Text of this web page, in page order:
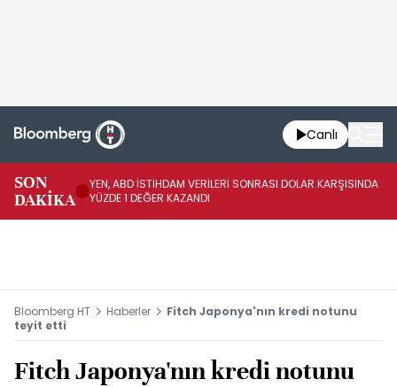
Canlı
SON
DAKİKA
YEN, ABD İSTİHDAM VERİLERİ SONRASI DOLAR KARŞISINDA
YÜZDE 1 DEĞER KAZANDI
Bloomberg HT Haberler
Fitch Japonya'nın kredi notunu
teyit etti
Fitch Japonya'nın kredi notunu